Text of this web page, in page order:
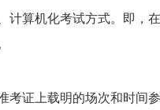
计算机化考试方式。即，
考证上载明的场次和时间